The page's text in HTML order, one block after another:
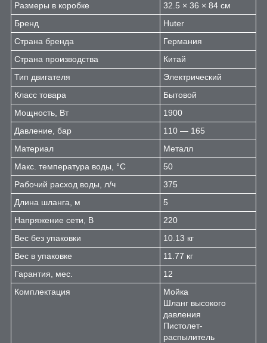
Размеры в коробке
32.5 × 36 × 84 см
Бренд
Huter
Страна бренда
Германия
Страна производства
Китай
Тип двигателя
Электрический
Класс товара
Бытовой
Мощность, Вт
1900
Давление, бар
110 — 165
Материал
Металл
Макс. температура воды, °C
50
Рабочий расход воды, л/ч
375
Длина шланга, м
5
Напряжение сети, В
220
Вес без упаковки
10.13 кг
Вес в упаковке
11.77 кг
Гарантия, мес.
12
Комплектация
Мойка
Шланг высокого
давления
Пистолет-
распылитель